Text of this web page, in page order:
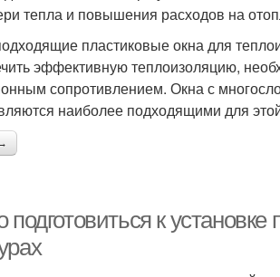
тепла и повышения расходов на
пластиковые окна для
эффективную теплоизоляцию,
сопротивлением. Окна с
наиболее подходящими для
подготовиться к